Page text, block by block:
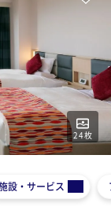
24枚
設・サービス